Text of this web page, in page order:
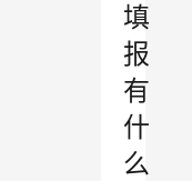
填
报
有
什
么